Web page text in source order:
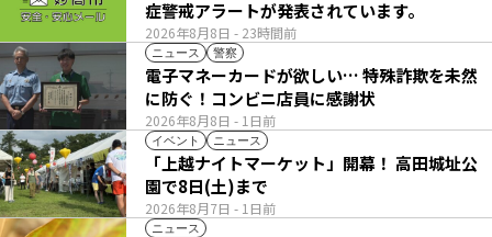
2026年8月8日 - 23時間前
症警戒アラートが発表されています。
ニュース 警察
2026年8月8日 - 1日前
電子マネーカードが欲しい… 特殊詐欺を未然
に防ぐ！コンビニ店員に感謝状
イベント ニュース
2026年8月7日 - 1日前
「上越ナイトマーケット」開幕！ 高田城址公
園で8日(土)まで
ニュース